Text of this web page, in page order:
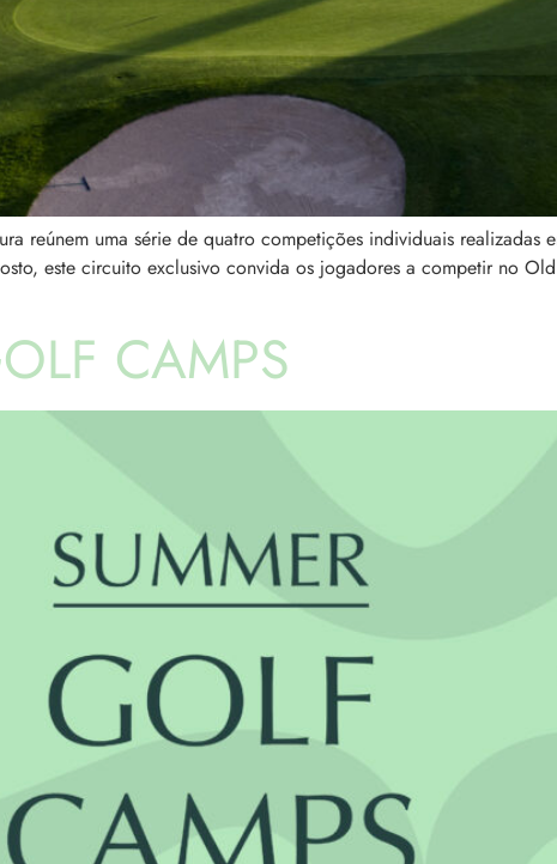
reúnem uma série de quatro competições individuais
este circuito exclusivo convida os jogadores a competir no
CAMPS